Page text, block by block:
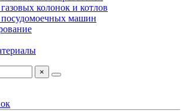
колонок и котлов
посудомоечных машин
×